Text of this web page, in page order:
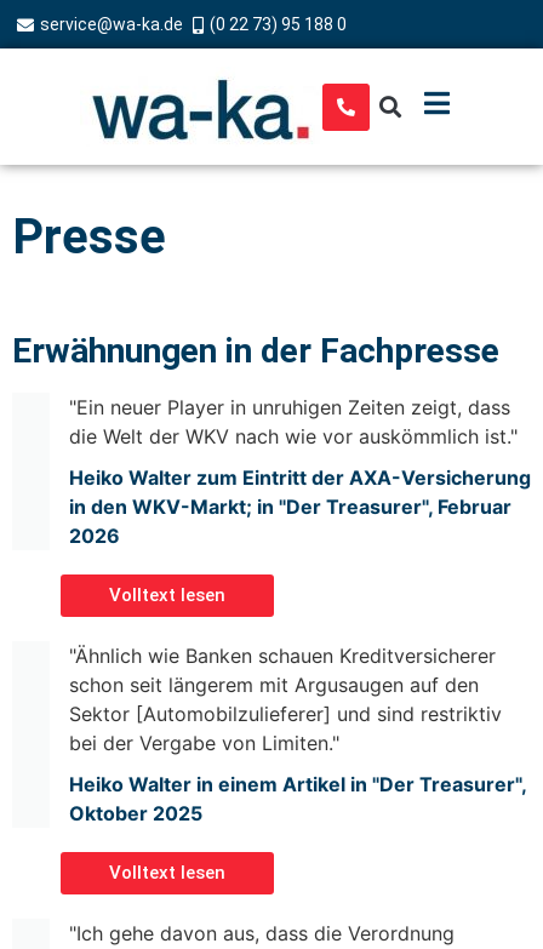
service@wa-ka.de (0 22 73) 95 188 0
Presse
Erwähnungen in der Fachpresse
"Ein neuer Player in unruhigen Zeiten zeigt, dass
die Welt der WKV nach wie vor auskömmlich ist."
Heiko Walter zum Eintritt der AXA-Versicherung
in den WKV-Markt; in "Der Treasurer", Februar
2026
Volltext lesen
"Ähnlich wie Banken schauen Kreditversicherer
schon seit längerem mit Argusaugen auf den
Sektor [Automobilzulieferer] und sind restriktiv
bei der Vergabe von Limiten."
Heiko Walter in einem Artikel in "Der Treasurer",
Oktober 2025
Volltext lesen
"Ich gehe davon aus, dass die Verordnung